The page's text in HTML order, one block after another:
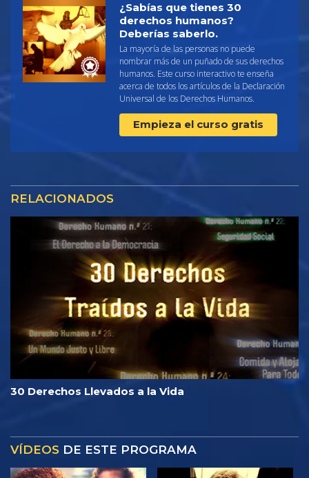
¿Sabías que tienes 30
derechos humanos?
Deberías saberlo.
La mayoría de las personas no puede
nombrar más de un puñado de sus derechos
humanos. Este curso interactivo te enseña
acerca de todos los artículos de la Declaración
Universal de los Derechos Humanos.
Empieza el curso gratis
RELACIONADOS
30 Derechos Llevados a la Vida
VÍDEOS DE ESTE PROGRAMA